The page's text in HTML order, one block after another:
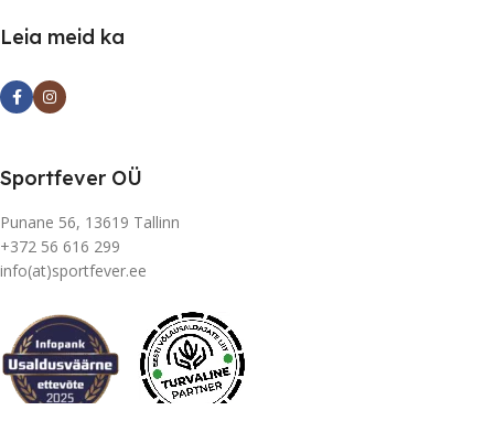
Leia meid ka
Sportfever OÜ
Punane 56, 13619 Tallinn
+372 56 616 299
info(at)sportfever.ee